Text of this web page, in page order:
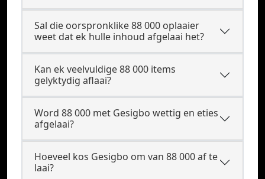
Sal die oorspronklike 88 000 oplaaier
weet dat ek hulle inhoud afgelaai het?
Kan ek veelvuldige 88 000 items
gelyktydig aflaai?
Word 88 000 met Gesigbo wettig en eties
afgelaai?
Hoeveel kos Gesigbo om van 88 000 af te
laai?